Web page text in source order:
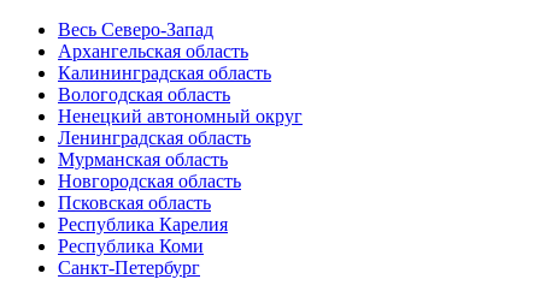
Весь Северо-Запад
Архангельская область
Калининградская область
Вологодская область
Ненецкий автономный округ
Ленинградская область
Мурманская область
Новгородская область
Псковская область
Республика Карелия
Республика Коми
Санкт-Петербург